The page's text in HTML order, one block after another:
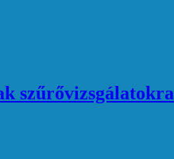
szűrővizsgálatokra